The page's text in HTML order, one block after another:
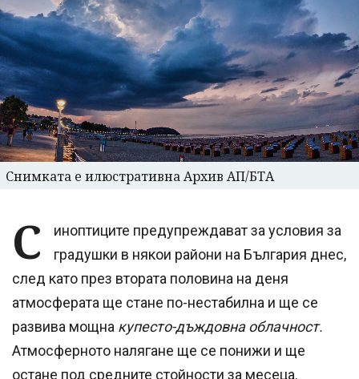
Снимката е илюстративна Архив АП/БТА
С
иноптиците предупреждават за условия за
градушки в някои райони на България днес,
след като през втората половина на деня
атмосферата ще стане по-нестабилна и ще се
развива мощна купесто-дъждовна облачност.
Атмосферното налягане ще се понижи и ще
остане под средните стойности за месеца.